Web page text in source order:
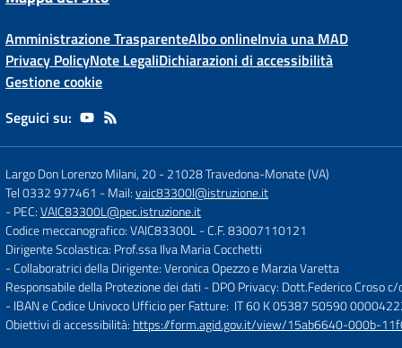
Amministrazione TrasparenteAlbo onlineInvia una MAD
Privacy PolicyNote LegaliDichiarazioni di accessibilità
Gestione cookie
Seguici su:
Largo Don Lorenzo Milani, 20-21028 Travedona-Monate (VA)
Tel 0332 977461 - Mail:vaic83300l@istruzione.it
- PEC:VAIC83300L@pec.istruzione.it
Codice meccanografico: VAIC83300L- C.F. 83007110121
Dirigente Scolastica: Prof.ssa Ilva Maria Cocchetti
- Collaboratrici della Dirigente: Veronica Opezzo e Marzia Varetta
Responsabile della Protezione dei dati - DPO Privacy: Dott.Federico Croso
- IBAN e Codice Univoco Ufficio per Fatture: IT 60 K 05387 50590
Obiettivi di accessibilità: https://form.agid.gov.it/view/15ab6640-000b-